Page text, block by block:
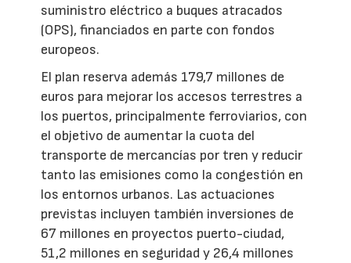
suministro eléctrico a buques atracados
(OPS), financiados en parte con fondos
europeos.
El plan reserva además 179,7 millones de
euros para mejorar los accesos terrestres a
los puertos, principalmente ferroviarios, con
el objetivo de aumentar la cuota del
transporte de mercancías por tren y reducir
tanto las emisiones como la congestión en
los entornos urbanos. Las actuaciones
previstas incluyen también inversiones de
67 millones en proyectos puerto-ciudad,
51,2 millones en seguridad y 26,4 millones